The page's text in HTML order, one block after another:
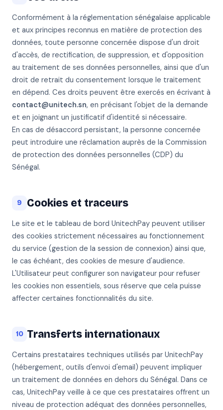
Conformément à la réglementation sénégalaise applicable
et aux principes reconnus en matière de protection des
données, toute personne concernée dispose d'un droit
d'accès, de rectification, de suppression, et d'opposition
au traitement de ses données personnelles, ainsi que d'un
droit de retrait du consentement lorsque le traitement
en dépend. Ces droits peuvent être exercés en écrivant à
contact@unitech.sn, en précisant l'objet de la demande
et en joignant un justificatif d'identité si nécessaire.
En cas de désaccord persistant, la personne concernée
peut introduire une réclamation auprès de la Commission
de protection des données personnelles (CDP) du
Sénégal.
9 Cookies et traceurs
Le site et le tableau de bord UnitechPay peuvent utiliser
des cookies strictement nécessaires au fonctionnement
du service (gestion de la session de connexion) ainsi que,
le cas échéant, des cookies de mesure d'audience.
L'Utilisateur peut configurer son navigateur pour refuser
les cookies non essentiels, sous réserve que cela puisse
affecter certaines fonctionnalités du site.
10 Transferts internationaux
Certains prestataires techniques utilisés par UnitechPay
(hébergement, outils d'envoi d'email) peuvent impliquer
un traitement de données en dehors du Sénégal. Dans ce
cas, UnitechPay veille à ce que ces prestataires offrent un
niveau de protection adéquat des données personnelles,